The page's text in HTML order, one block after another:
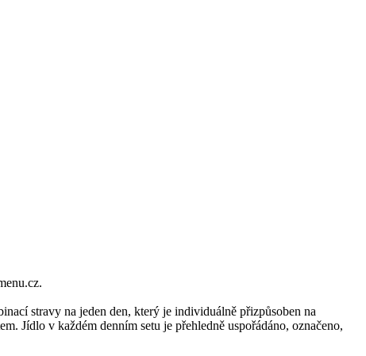
stravy na jeden den, který je individuálně přizpůsoben na
Jídlo v každém denním setu je přehledně uspořádáno, označeno,